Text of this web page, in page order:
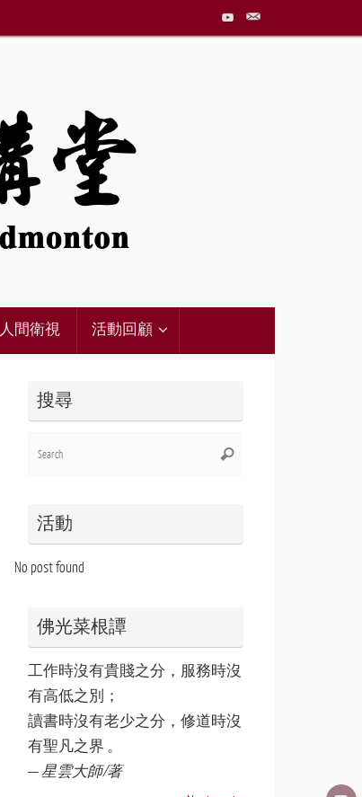
人間衛視 活動回顧
搜尋
Search
活動
No post found
佛光菜根譚
工作時沒有貴賤之分，服務時沒
有高低之別；
讀書時沒有老少之分，修道時沒
有聖凡之界 。
— 星雲大師/著